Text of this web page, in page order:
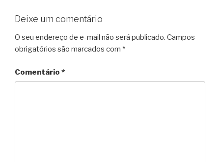
Deixe um comentário
O seu endereço de e-mail não será publicado. Campos
obrigatórios são marcados com *
Comentário *